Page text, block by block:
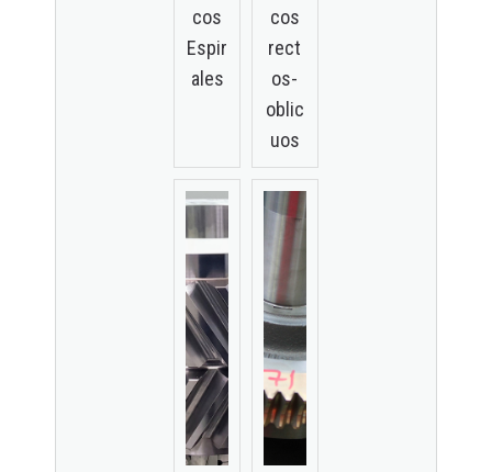
cos
Espir
ales
cos
rect
os-
oblic
uos